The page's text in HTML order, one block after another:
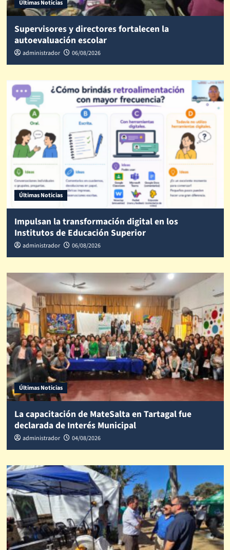
Últimas Noticias
Supervisores y directores fortalecen la
autoevaluación escolar
administrador 06/08/2026
Últimas Noticias
Impulsan la transformación digital en los
Institutos de Educación Superior
administrador 06/08/2026
Últimas Noticias
La capacitación de MateSalta en Tartagal fue
declarada de Interés Municipal
administrador 04/08/2026